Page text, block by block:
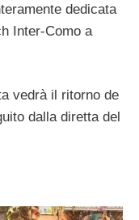
dedicata
Inter-Como a
vedrà il ritorno de
dalla diretta del